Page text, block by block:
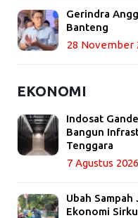
Gerindra
Banteng
28 November
EKONOMI
Indosat
Bangun
Tenggara
7 Agustus 2026
Ubah
Ekonomi